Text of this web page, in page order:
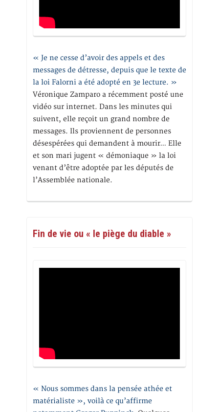
« Je ne cesse d’avoir des appels et des
messages de détresse, depuis que le texte de
la loi Falorni a été adopté en 3e lecture. »
Véronique Zamparo a récemment posté une
vidéo sur internet. Dans les minutes qui
suivent, elle reçoit un grand nombre de
messages. Ils proviennent de personnes
désespérées qui demandent à mourir… Elle
et son mari jugent « démoniaque » la loi
venant d’être adoptée par les députés de
l’Assemblée nationale.
Fin de vie ou « le piège du diable »
« Nous sommes dans la pensée athée et
matérialiste », voilà ce qu’affirme